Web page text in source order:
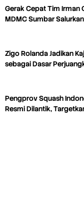
Gerak Cepat Tim Irman
MDMC Sumbar
Zigo Rolanda Jadikan
sebagai Dasar
Pengprov Squash
Resmi Dilantik,